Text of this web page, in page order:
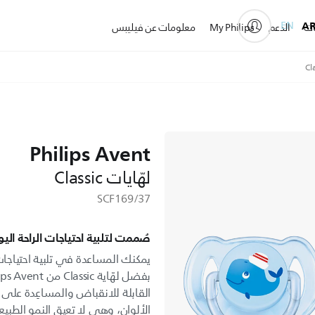
الدعم My Philips معلومات عن فيليبس EN
Philips Avent
لهّايات Classic
SCF169/37
صُممت لتلبية احتياجات الراحة
يمكنك المساعدة في تلبية
القابلة للانقباض والمساعِدة
الألوان، وهي لا تعيق النمو